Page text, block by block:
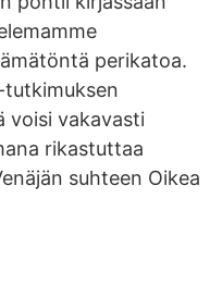
perikatoa.
tutkimuksen
voisi vakavasti
rikastuttaa
suhteen Oikea